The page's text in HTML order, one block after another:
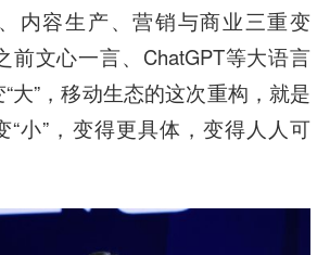
内容生产、营销与商业三重变
前文心一言、ChatGPT等大语言
大”，移动生态的这次重构，就是
“小”，变得更具体，变得人人可